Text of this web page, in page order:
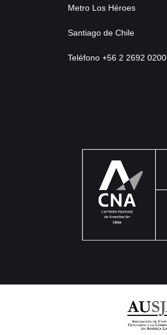
Metro Los Héroes
Santiago de Chile
Teléfono +56 2 2692 0200